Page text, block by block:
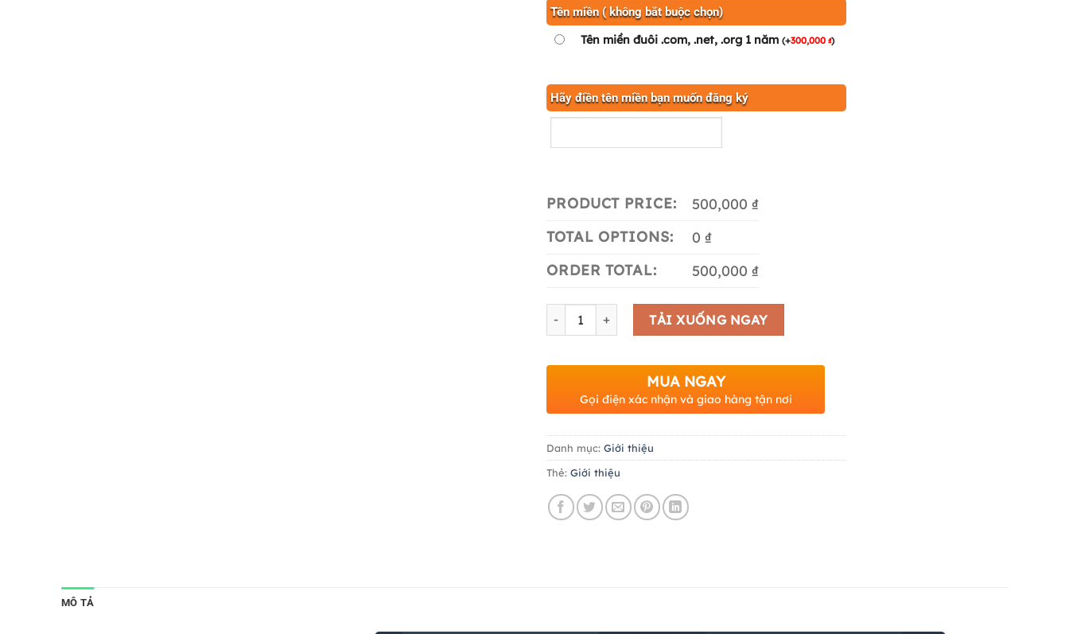
Tên miền ( không bắt buộc chọn)
Tên miền đuôi .com, .net, .org 1 năm (+300,000 ₫)
Hãy điền tên miền bạn muốn đăng ký
PRODUCT PRICE:
500,000 ₫
TOTAL OPTIONS:
0 ₫
ORDER TOTAL:
500,000 ₫
Số lượng TẢI XUỐNG NGAY
MUA NGAY
Gọi điện xác nhận và giao hàng tận nơi
Danh mục: Giới thiệu
Thẻ: Giới thiệu
MÔ TẢ